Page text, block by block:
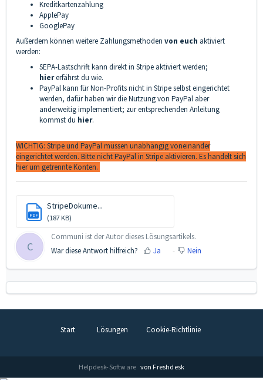
Kreditkartenzahlung
ApplePay
GooglePay
Außerdem können weitere Zahlungsmethoden von euch aktiviert
werden:
SEPA-Lastschrift kann direkt in Stripe aktiviert werden;
hiererfährst du wie.
PayPal kann für Non-Profits nicht in Stripe selbst eingerichtet
werden, dafür haben wir die Nutzung von PayPal aber
anderweitig implementiert; zur entsprechenden Anleitung
kommst du hier.
WICHTIG: Stripe und PayPal müssen unabhängig voneinander
eingerichtet werden. Bitte nicht PayPal in Stripe aktivieren. Es handelt sich
hier um getrennte Konten.
PDF
StripeDokume...
(187 KB)
C
Communi ist der Autor dieses Lösungsartikels.
War diese Antwort hilfreich?
Ja Nein
Start Lösungen Cookie-Richtlinie
Helpdesk-Software von Freshdesk